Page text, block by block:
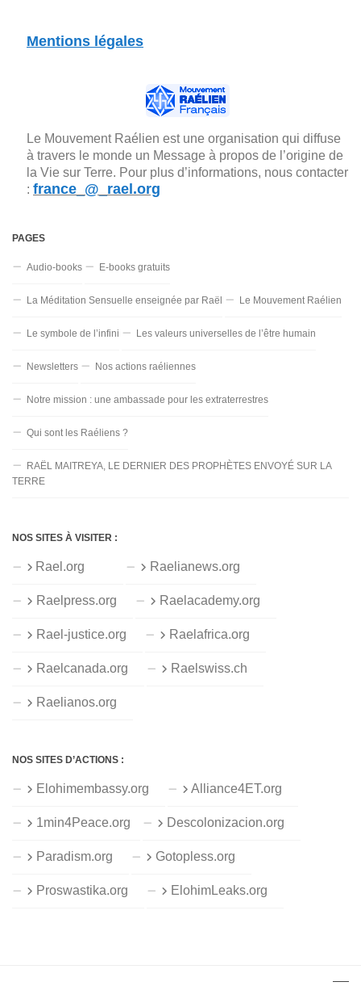
Mentions légales
Le Mouvement Raélien est une organisation qui diffuse
à travers le monde un Message à propos de l’origine de
la Vie sur Terre. Pour plus d’informations, nous contacter
: france_@_rael.org
PAGES
Audio-books E-books gratuits
La Méditation Sensuelle enseignée par Raël Le Mouvement Raélien
Le symbole de l’infini Les valeurs universelles de l’être humain
Newsletters Nos actions raéliennes
Notre mission : une ambassade pour les extraterrestres
Qui sont les Raéliens ?
RAËL MAITREYA, LE DERNIER DES PROPHÈTES ENVOYÉ SUR LA
TERRE
NOS SITES À VISITER :
Rael.org Raelianews.org
Raelpress.org Raelacademy.org
Rael-justice.org Raelafrica.org
Raelcanada.org Raelswiss.ch
Raelianos.org
NOS SITES D’ACTIONS :
Elohimembassy.org Alliance4ET.org
1min4Peace.org Descolonizacion.org
Paradism.org Gotopless.org
Proswastika.org ElohimLeaks.org